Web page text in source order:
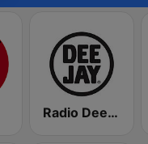
Radio Deejay